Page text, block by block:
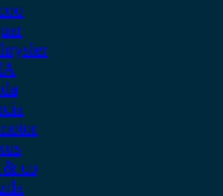
co